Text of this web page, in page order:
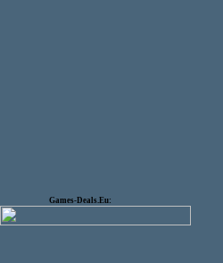
Games-Deals.Eu: